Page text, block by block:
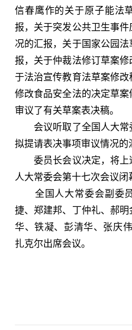
信春鹰作的关于原子能法
报，关于突发公共卫生事
况的汇报，关于国家公园
报，关于仲裁法修订草案
于法治宣传教育法草案修
修改食品安全法的决定草案
审议了有关草案表决稿。
会议听取了全国人大常
拟提请表决事项审议情况的
委员长会议决定，将上
人大常委会第十七次会议闭
全国人大常委会副委员
捷、郑建邦、丁仲礼、郝
华、铁凝、彭清华、张庆
扎克尔出席会议。